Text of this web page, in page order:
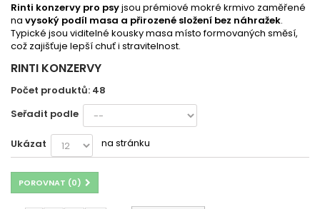
Rinti konzervy pro psyjsou prémiové mokré krmivo zaměřené
na vysoký podíl masa a přirozené složení bez náhražek.
Typické jsou viditelné kousky masa místo formovaných směsí,
což zajišťuje lepší chuť i stravitelnost.
RINTI KONZERVY
Počet produktů: 48
Seřadit podle
Ukázat na stránku
POROVNAT (0)